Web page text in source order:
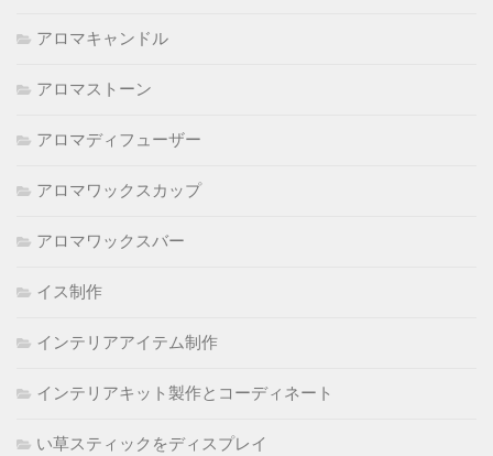
アロマキャンドル
アロマストーン
アロマディフューザー
アロマワックスカップ
アロマワックスバー
イス制作
インテリアアイテム制作
インテリアキット製作とコーディネート
い草スティックをディスプレイ